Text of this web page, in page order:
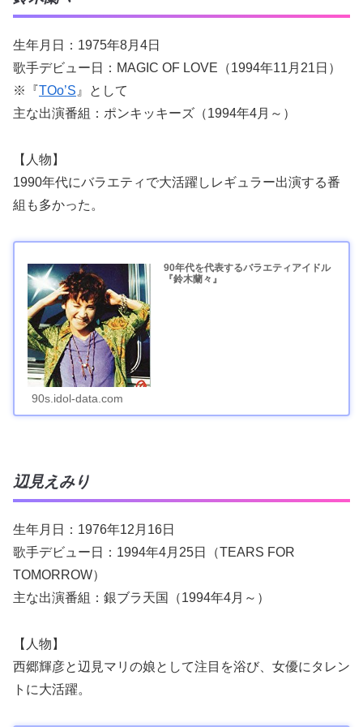
生年月日：1975年8月4日
歌手デビュー日：MAGIC OF LOVE（1994年11月21日）
※『TOo’S 』として
主な出演番組：ポンキッキーズ（1994年4月～）
【人物】
1990年代にバラエティで大活躍しレギュラー出演する番
組も多かった。
90年代を代表するバラエティアイドル
『鈴木蘭々』
90s.idol-data.com
辺見えみり
生年月日：1976年12月16日
歌手デビュー日：1994年4月25日（TEARS FOR
TOMORROW）
主な出演番組：銀ブラ天国（1994年4月～）
【人物】
西郷輝彦と辺見マリの娘として注目を浴び、女優にタレン
トに大活躍。